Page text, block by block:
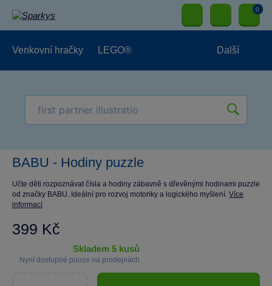
0
Venkovní hračky LEGO® Další
BABU - Hodiny puzzle
Učte děti rozpoznávat čísla a hodiny zábavně s dřevěnými hodinami puzzle
od značky BABU. Ideální pro rozvoj motoriky a logického myšlení. Více
informací
399 Kč
skladem 5 kusů
Nyní dostupné pouze na prodejnách